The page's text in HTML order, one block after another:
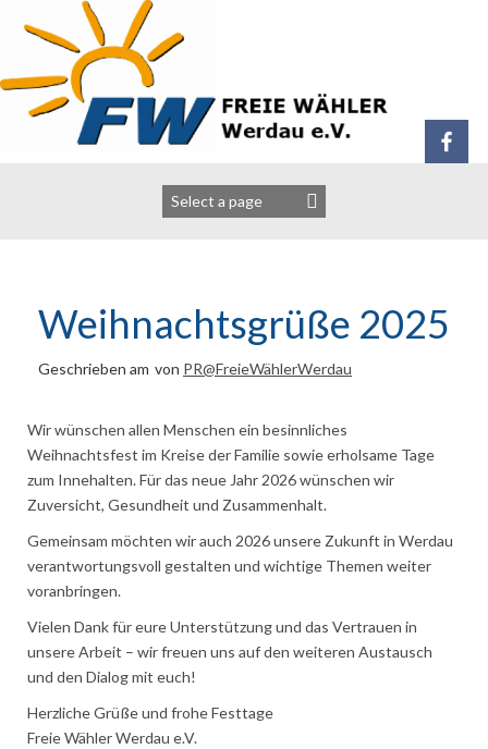
Inhalt
springen
Weihnachtsgrüße 2025
Geschrieben am von PR@FreieWählerWerdau
Wir wünschen allen Menschen ein besinnliches
Weihnachtsfest im Kreise der Familie sowie erholsame Tage
zum Innehalten. Für das neue Jahr 2026 wünschen wir
Zuversicht, Gesundheit und Zusammenhalt.
Gemeinsam möchten wir auch 2026 unsere Zukunft in Werdau
verantwortungsvoll gestalten und wichtige Themen weiter
voranbringen.
Vielen Dank für eure Unterstützung und das Vertrauen in
unsere Arbeit – wir freuen uns auf den weiteren Austausch
und den Dialog mit euch!
Herzliche Grüße und frohe Festtage
Freie Wähler Werdau e.V.